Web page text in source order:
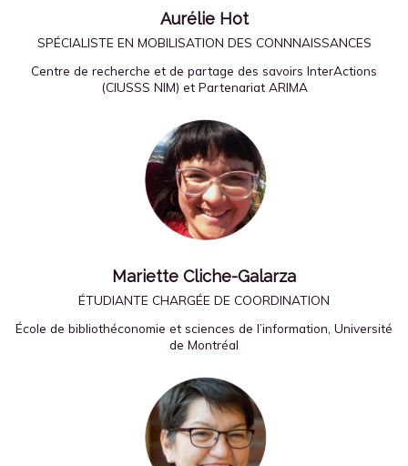
Aurélie Hot
SPÉCIALISTE EN MOBILISATION DES CONNNAISSANCES
Centre de recherche et de partage des savoirs InterActions
(CIUSSS NIM) et Partenariat ARIMA
Mariette Cliche-Galarza
ÉTUDIANTE CHARGÉE DE COORDINATION
École de bibliothéconomie et sciences de l’information, Université
de Montréal